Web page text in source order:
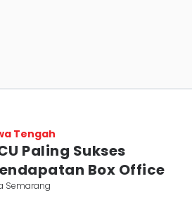
Tengah
Paling Sukses
Box Office
Semarang